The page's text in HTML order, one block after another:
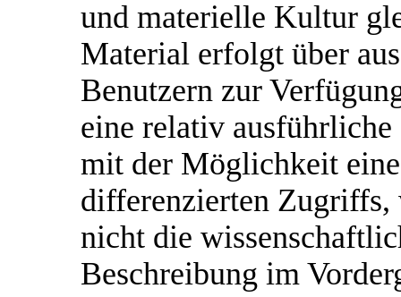
und materielle Kultur
Material erfolgt über
Benutzern zur
eine relativ
mit der Möglichkeit
differenzierten Zugriffs,
nicht die
Beschreibung im